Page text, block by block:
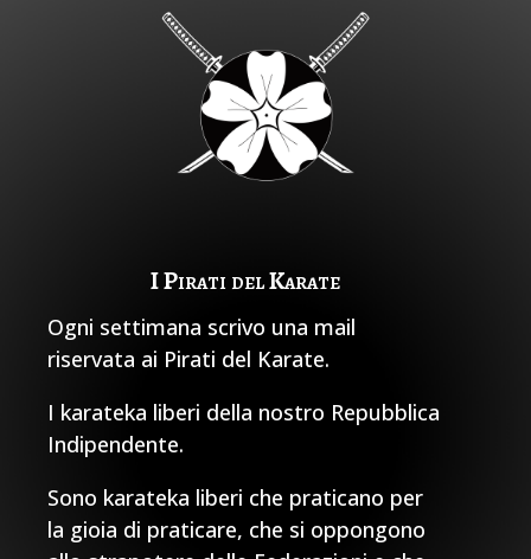
I Pirati del Karate
Ogni settimana scrivo una mail
riservata ai Pirati del Karate.
I karateka liberi della nostro Repubblica
Indipendente.
Sono karateka liberi che praticano per
la gioia di praticare, che si oppongono